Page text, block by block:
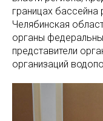
границах бассейна
Челябинская
органы
представители
организаций